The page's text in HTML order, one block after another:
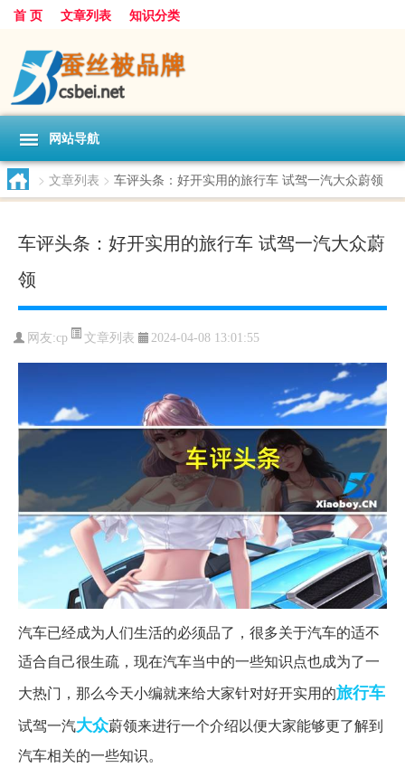
首 页 文章列表 知识分类
网站导航
> 文章列表 > 车评头条：好开实用的旅行车 试驾一汽大众蔚领
车评头条：好开实用的旅行车 试驾一汽大众蔚
领
网友:cp 文章列表 2024-04-08 13:01:55
汽车已经成为人们生活的必须品了，很多关于汽车的适不
适合自己很生疏，现在汽车当中的一些知识点也成为了一
大热门，那么今天小编就来给大家针对好开实用的旅行车
试驾一汽大众蔚领来进行一个介绍以便大家能够更了解到
汽车相关的一些知识。